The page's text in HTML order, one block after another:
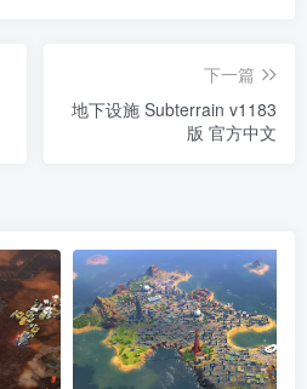
下一篇
地下设施 Subterrain v1183
版 官方中文